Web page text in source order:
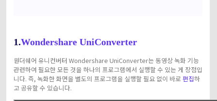
1.Wondershare UniConverter
원더쉐어 유니컨버터 Wondershare UniConverter는 동영상 녹화 기능
관련하여 필요한 모든 것을 하나의 프로그램에서 실행할 수 있는 게 장점입
니다. 즉, 녹화한 화면을 별도의 프로그램을 실행할 필요 없이 바로 편집하
고 공유할 수 있습니다.